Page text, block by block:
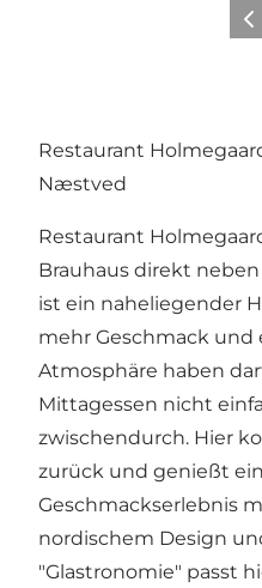
Restaurant
Næstved
Restaurant
Brauhaus direkt
ist ein naheliegender
mehr Geschmack und
Atmosphäre haben
Mittagessen nicht
zwischendurch. Hier
zurück und genießt
Geschmackserlebnis
nordischem Design
"Glastronomie" passt